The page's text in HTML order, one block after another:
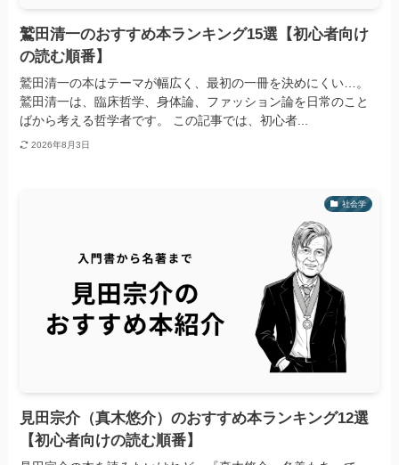
鷲田清一のおすすめ本ランキング15選【初心者向け
の読む順番】
鷲田清一の本はテーマが幅広く、最初の一冊を決めにくい…。
鷲田清一は、臨床哲学、身体論、ファッション論を日常のこと
ばから考える哲学者です。 この記事では、初心者...
2026年8月3日
社会学
見田宗介（真木悠介）のおすすめ本ランキング12選
【初心者向けの読む順番】